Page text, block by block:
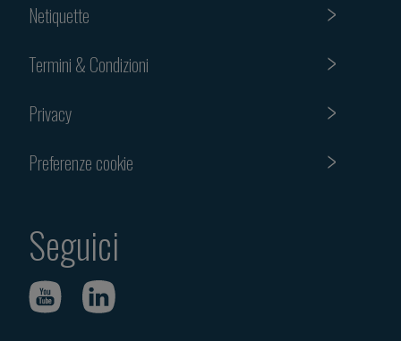
Netiquette
Termini & Condizioni
Privacy
Preferenze cookie
Seguici